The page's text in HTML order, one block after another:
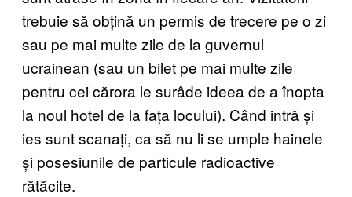
trebuie să obțină un permis de trecere pe o zi
sau pe mai multe zile de la guvernul
ucrainean (sau un bilet pe mai multe zile
pentru cei cărora le surâde ideea de a înopta
la noul hotel de la fața locului). Când intră și
ies sunt scanați, ca să nu li se umple hainele
și posesiunile de particule radioactive
rătăcite.